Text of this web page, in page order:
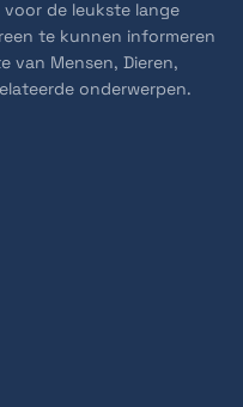
de leukste lange
te kunnen informeren
van Mensen, Dieren,
onderwerpen.